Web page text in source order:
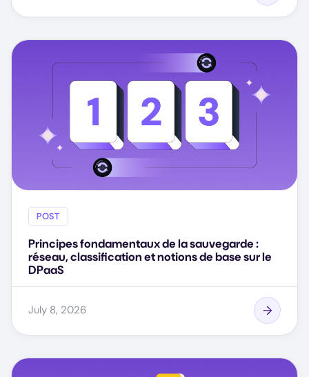
POST
Principes fondamentaux de la sauvegarde :
réseau, classification et notions de base sur le
DPaaS
July 8, 2026